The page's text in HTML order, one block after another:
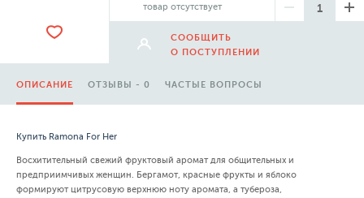
товар отсутствует
СООБЩИТЬ
О ПОСТУПЛЕНИИ
ОПИСАНИЕ ОТЗЫВЫ - 0 ЧАСТЫЕ ВОПРОСЫ
Купить Ramona For Her
Восхитительный свежий фруктовый аромат для общительных и
предприимчивых женщин. Бергамот, красные фрукты и яблоко
формируют цитрусовую верхнюю ноту аромата, а тубероза,